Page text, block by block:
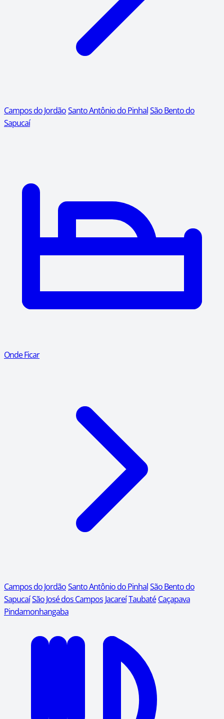
Campos do JordãoSanto Antônio do PinhalSão Bento do
Sapucaí
Onde Ficar
Campos do JordãoSanto Antônio do PinhalSão Bento do
SapucaíSão José dos Campos JacareíTaubaté Caçapava
Pindamonhangaba